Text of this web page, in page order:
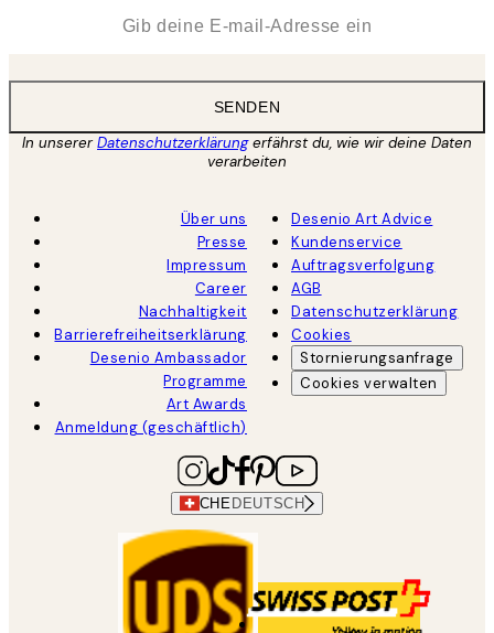
SENDEN
In unsererDatenschutzerklärungerfährst du, wie wir deine Daten
verarbeiten
Über uns
Presse
Impressum
Career
Nachhaltigkeit
Barrierefreiheitserklärung
Desenio Ambassador
Programme
Art Awards
Anmeldung (geschäftlich)
Desenio Art Advice
Kundenservice
Auftragsverfolgung
AGB
Datenschutzerklärung
Cookies
Stornierungsanfrage
Cookies verwalten
CHE DEUTSCH